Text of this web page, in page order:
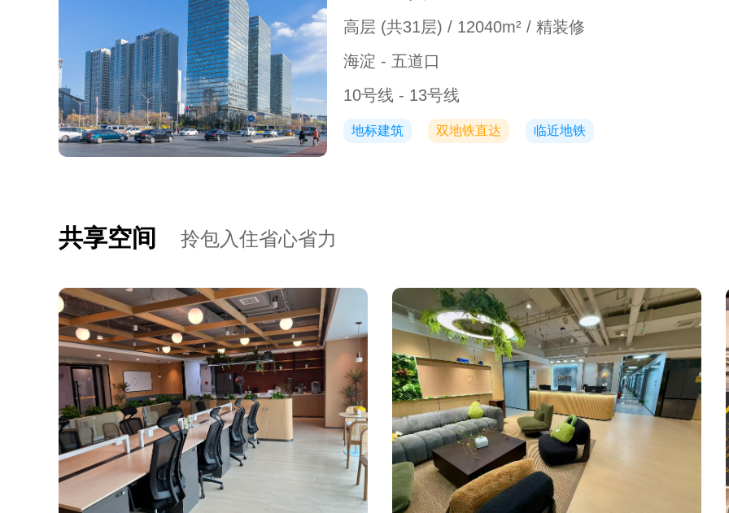
高层 (共31层) / 12040m² / 精装修
海淀 - 五道口
10号线 - 13号线
地标建筑 双地铁直达 临近地铁
共享空间 拎包入住省心省力